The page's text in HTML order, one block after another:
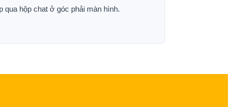
qua hộp chat ở góc phải màn hình.